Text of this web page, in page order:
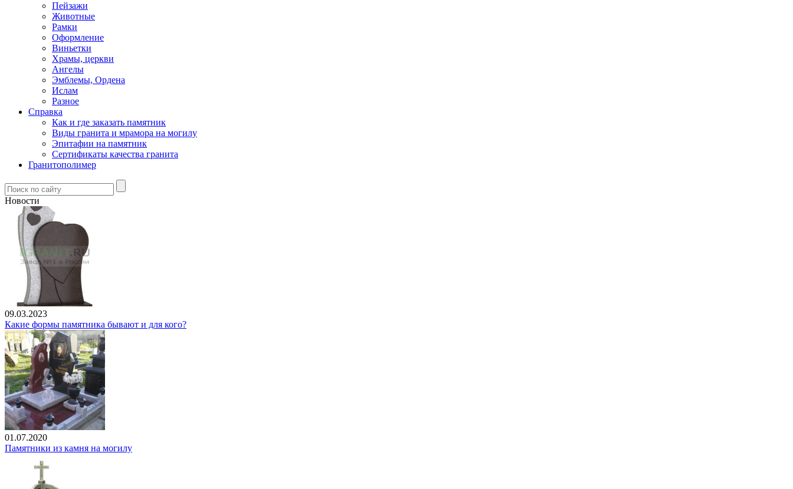
Пейзажи
Животные
Рамки
Оформление
Виньетки
Храмы, церкви
Ангелы
Эмблемы, Ордена
Ислам
Разное
Справка
Как и где заказать памятник
Виды гранита и мрамора на могилу
Эпитафии на памятник
Сертификаты качества гранита
Гранитополимер
Новости
09.03.2023
Какие формы памятника бывают и для кого?
01.07.2020
Памятники из камня на могилу